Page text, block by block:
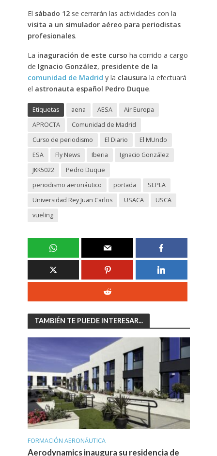
El sábado 12se cerrarán las actividades con la
visita a un simulador aéreo para periodistas
profesionales.
La inaguración de este curso ha corrido a cargo
de Ignacio González, presidente de la
comunidad de Madrid y la clausura la efectuará
el astronauta español Pedro Duque.
Etiquetas aena AESA
Air Europa
APROCTA
Comunidad de Madrid
Curso de periodismo
El Diario
El MUndo
ESA
Fly News Iberia
Ignacio González
JKK5022
Pedro Duque
periodismo aeronáutico
portada
SEPLA
Universidad Rey Juan Carlos
USACA
USCA
vueling
TAMBIÉN TE PUEDE INTERESAR...
FORMACIÓN AERONÁUTICA
Aerodynamics inaugura su residencia de